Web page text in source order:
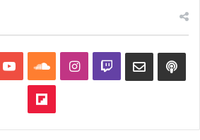
YouTubeSoundCloud
Instagram
Twitch
Flipboard